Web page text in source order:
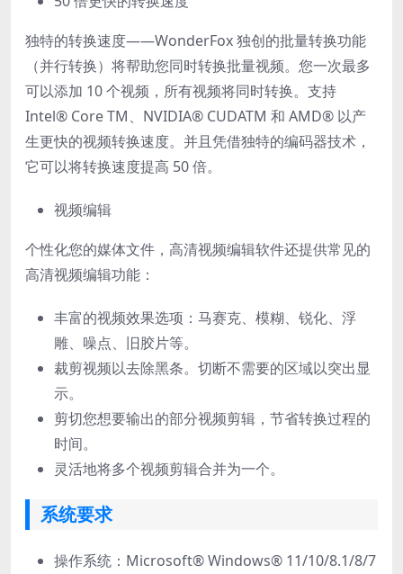
独特的转换速度——WonderFox 独创的批量转换功能
（并行转换）将帮助您同时转换批量视频。您一次最多
可以添加 10 个视频，所有视频将同时转换。支持
Intel® Core TM、NVIDIA® CUDATM 和 AMD® 以产
生更快的视频转换速度。并且凭借独特的编码器技术，
它可以将转换速度提高 50 倍。
视频编辑
个性化您的媒体文件，高清视频编辑软件还提供常见的
高清视频编辑功能：
丰富的视频效果选项：马赛克、模糊、锐化、浮
雕、噪点、旧胶片等。
裁剪视频以去除黑条。切断不需要的区域以突出显
示。
剪切您想要输出的部分视频剪辑，节省转换过程的
时间。
灵活地将多个视频剪辑合并为一个。
系统要求
操作系统：Microsoft® Windows® 11/10/8.1/8/7